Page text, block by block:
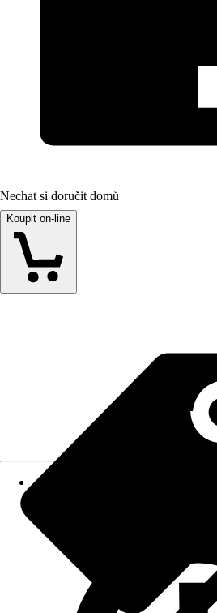
Nechat si doručit domů
Koupit on-line